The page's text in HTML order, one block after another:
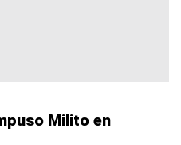
Milito en